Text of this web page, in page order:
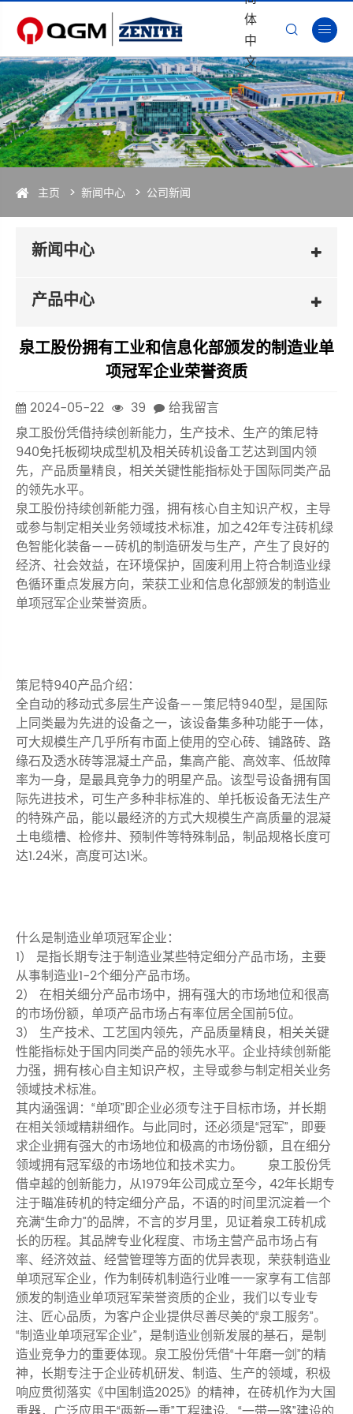
体
中
文
 
主页 新闻中心 公司新闻
新闻中心
产品中心
泉工股份拥有工业和信息化部颁发的制造业单
项冠军企业荣誉资质
2024-05-22 39
给我留言
泉工股份凭借持续创新能力，生产技术、生产的策尼特
940免托板砌块成型机及相关砖机设备工艺达到国内领
先，产品质量精良，相关关键性能指标处于国际同类产品
的领先水平。
泉工股份持续创新能力强，拥有核心自主知识产权，主导
或参与制定相关业务领域技术标准，加之42年专注砖机绿
色智能化装备——砖机的制造研发与生产，产生了良好的
经济、社会效益，在环境保护，固废利用上符合制造业绿
色循环重点发展方向，荣获工业和信息化部颁发的制造业
单项冠军企业荣誉资质。
策尼特940产品介绍：
全自动的移动式多层生产设备——策尼特940型，是国际
上同类最为先进的设备之一，该设备集多种功能于一体，
可大规模生产几乎所有市面上使用的空心砖、铺路砖、路
缘石及透水砖等混凝土产品，集高产能、高效率、低故障
率为一身，是最具竞争力的明星产品。该型号设备拥有国
际先进技术，可生产多种非标准的、单托板设备无法生产
的特殊产品，能以最经济的方式大规模生产高质量的混凝
土电缆槽、检修井、预制件等特殊制品，制品规格长度可
达1.24米，高度可达1米。
什么是制造业单项冠军企业：
1） 是指长期专注于制造业某些特定细分产品市场，主要
从事制造业1-2个细分产品市场。
2） 在相关细分产品市场中，拥有强大的市场地位和很高
的市场份额，单项产品市场占有率位居全国前5位。
3） 生产技术、工艺国内领先，产品质量精良，相关关键
性能指标处于国内同类产品的领先水平。企业持续创新能
力强，拥有核心自主知识产权，主导或参与制定相关业务
领域技术标准。
其内涵强调：“单项”即企业必须专注于目标市场，并长期
在相关领域精耕细作。与此同时，还必须是“冠军”，即要
求企业拥有强大的市场地位和极高的市场份额，且在细分
领域拥有冠军级的市场地位和技术实力。 泉工股份凭
借卓越的创新能力，从1979年公司成立至今，42年长期专
注于瞄准砖机的特定细分产品，不语的时间里沉淀着一个
充满“生命力”的品牌，不言的岁月里，见证着泉工砖机成
长的历程。其品牌专业化程度、市场主营产品市场占有
率、经济效益、经营管理等方面的优异表现，荣获制造业
单项冠军企业，作为制砖机制造行业唯一一家享有工信部
颁发的制造业单项冠军荣誉资质的企业，我们以专业专
注、匠心品质，为客户企业提供尽善尽美的“泉工服务”。
“制造业单项冠军企业”，是制造业创新发展的基石，是制
造业竞争力的重要体现。泉工股份凭借“十年磨一剑”的精
神，长期专注于企业砖机研发、制造、生产的领域，积极
响应贯彻落实《中国制造2025》的精神，在砖机作为大国